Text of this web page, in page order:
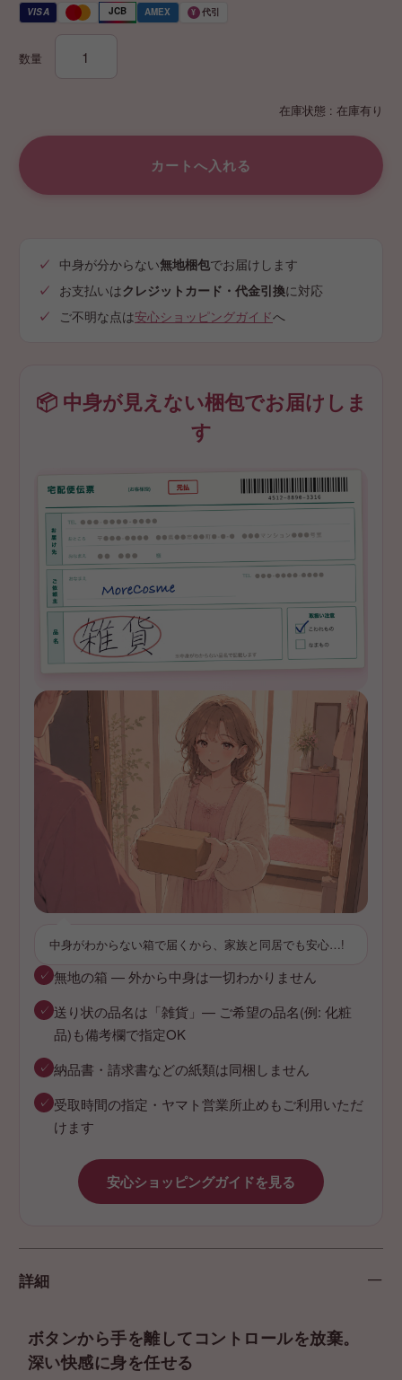
在庫状態 : 在庫有り
VISA JCB AMEX ¥ 代引
数量
中身が分からない無地梱包でお届けします
お支払いはクレジットカード・代金引換に対応
ご不明な点は安心ショッピングガイドへ
📦 中身が見えない梱包でお届けしま
す
中身がわからない箱で届くから、家族と同居でも安心…!
✓ 無地の箱 — 外から中身は一切わかりません
✓ 送り状の品名は「雑貨」— ご希望の品名(例: 化粧
品)も備考欄で指定OK
✓ 納品書・請求書などの紙類は同梱しません
✓ 受取時間の指定・ヤマト営業所止めもご利用いただ
けます
安心ショッピングガイドを見る
詳細
ボタンから手を離してコントロールを放棄。
深い快感に身を任せる